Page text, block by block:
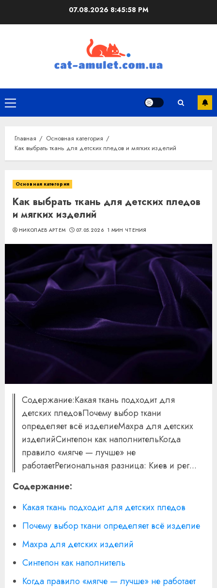
07.08.2026 8:45:59 PM
Основное
меню
Главная
Основная категория
Как выбрать ткань для детских пледов и мягких изделий
Основная категория
Как выбрать ткань для детских пледов
и мягких изделий
НИКОЛАЕВ АРТЕМ 07.05.2026 1 МИН ЧТЕНИЯ
Содержание:Какая ткань подходит для
детских пледовПочему выбор ткани
определяет всё изделиеМахра для детских
изделийСинтепон как наполнительКогда
правило «мягче — лучше» не
работаетРегиональная разница: Киев и рег...
Содержание:
Какая ткань подходит для детских пледов
Почему выбор ткани определяет всё изделие
Махра для детских изделий
Синтепон как наполнитель
Когда правило «мягче — лучше» не работает